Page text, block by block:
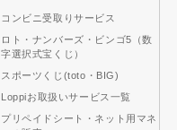
コンビニ受取りサービス
ロト・ナンバーズ・ビンゴ5（数
字選択式宝くじ）
スポーツくじ(toto・BIG)
Loppiお取扱いサービス一覧
プリペイドシート・ネット用マネ